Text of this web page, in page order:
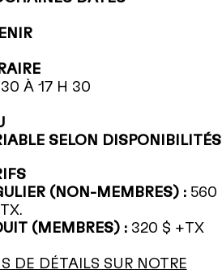
À 17 H 30
SELON DISPONIBILITÉS
(NON-MEMBRES) : 560
(MEMBRES) : 320 $ +TX
DE DÉTAILS SUR NOTRE